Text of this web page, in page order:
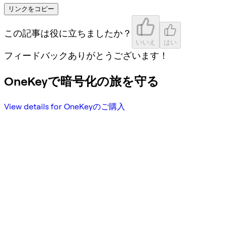
リンクをコピー
この記事は役に立ちましたか？
いいえ はい
フィードバックありがとうございます！
OneKeyで暗号化の旅を守る
View details for OneKeyのご購入